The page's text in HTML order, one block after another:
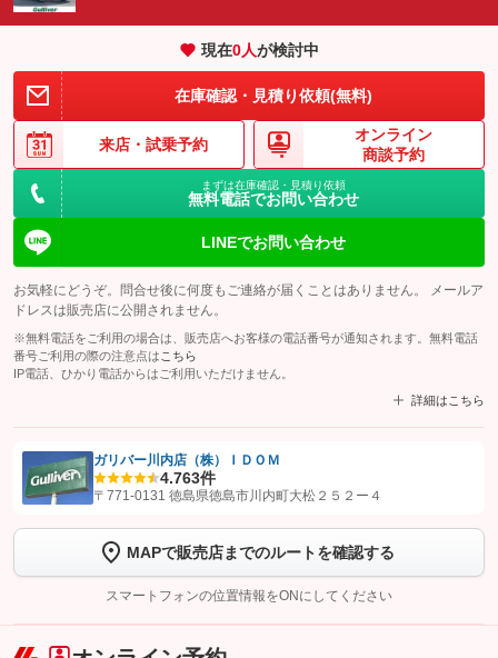
現在0人が検討中
在庫確認・見積り依頼(無料)
来店・ 試乗予約
オンライン
商談予約
まずは在庫確認・見積り依頼
無料電話でお問い合わせ
LINEでお問い合わせ
お気軽にどうぞ。問合せ後に何度もご連絡が届くことはありません。 メールア
ドレスは販売店に公開されません。
※無料電話をご利用の場合は、販売店へお客様の電話番号が通知されます。無料電話
番号ご利用の際の注意点は こちら
IP電話、ひかり電話からはご利用いただけません。
詳細はこちら
【STEP1】認証画面でグーネットを友だち追加してから「許可する」ボタンを押
トーク画面で
ボタンをタップして問い合わせを
完了してください。
こちら
ガリバー川内店（株）ＩＤＯＭ
4.763件
〒771-0131 徳島県徳島市川内町大松２５２ー４
MAPで販売店までのルートを確認する
スマートフォンの位置情報をONにしてください